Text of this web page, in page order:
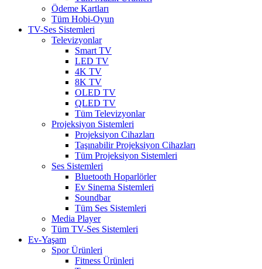
Ödeme Kartları
Tüm Hobi-Oyun
TV-Ses Sistemleri
Televizyonlar
Smart TV
LED TV
4K TV
8K TV
OLED TV
QLED TV
Tüm Televizyonlar
Projeksiyon Sistemleri
Projeksiyon Cihazları
Taşınabilir Projeksiyon Cihazları
Tüm Projeksiyon Sistemleri
Ses Sistemleri
Bluetooth Hoparlörler
Ev Sinema Sistemleri
Soundbar
Tüm Ses Sistemleri
Media Player
Tüm TV-Ses Sistemleri
Ev-Yaşam
Spor Ürünleri
Fitness Ürünleri